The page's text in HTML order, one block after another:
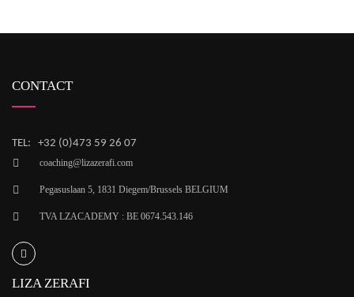
CONTACT
TEL: +32 (0)473 59 26 07
coaching@lizazerafi.com
Pegasuslaan 5, 1831 Diegem/Brussels BELGIUM
TVA LZACADEMY : BE 0674.543.146
LIZA ZERAFI